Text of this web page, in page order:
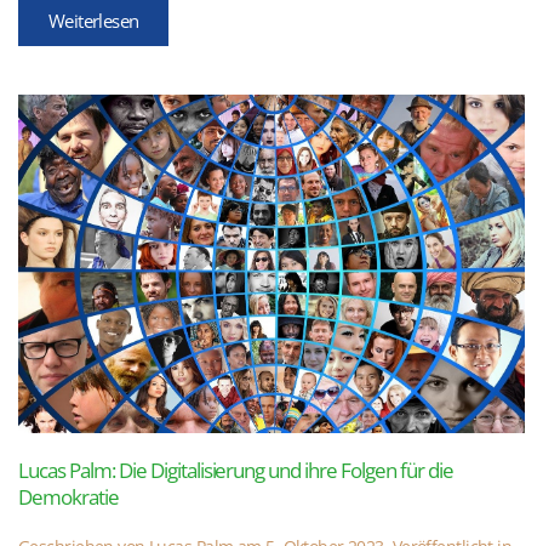
Weiterlesen
Lucas Palm: Die Digitalisierung und ihre Folgen für die
Demokratie